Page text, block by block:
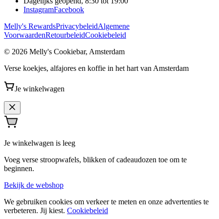
InstagramFacebook
Melly's RewardsPrivacybeleidAlgemene
VoorwaardenRetourbeleidCookiebeleid
© 2026 Melly's Cookiebar, Amsterdam
Verse koekjes, alfajores en koffie in het hart van Amsterdam
Je winkelwagen
Je winkelwagen is leeg
Voeg verse stroopwafels, blikken of cadeaudozen toe om te
beginnen.
Bekijk de webshop
We gebruiken cookies om verkeer te meten en onze advertenties te
verbeteren. Jij kiest. Cookiebeleid